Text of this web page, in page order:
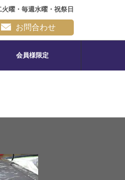
曜・毎週水曜・祝祭日
お問合わせ
会員様限定